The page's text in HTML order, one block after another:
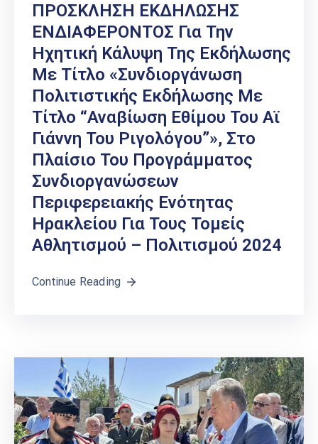
ΠΡΟΣΚΛΗΣΗ ΕΚΔΗΛΩΣΗΣ
ΕΝΔΙΑΦΕΡΟΝΤΟΣ Για Την
Ηχητική Κάλυψη Της Εκδήλωσης
Με Τίτλο «Συνδιοργάνωση
Πολιτιστικής Εκδήλωσης Με
Τίτλο “Αναβίωση Εθίμου Του Αϊ
Γιάννη Του Ριγολόγου”», Στο
Πλαίσιο Του Προγράμματος
Συνδιοργανώσεων
Περιφερειακής Ενότητας
Ηρακλείου Για Τους Τομείς
Αθλητισμού – Πολιτισμού 2024
Continue Reading